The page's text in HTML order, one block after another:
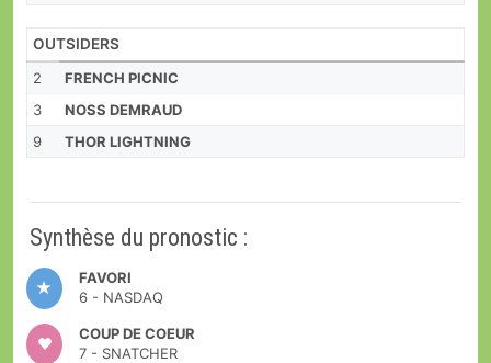
OUTSIDERS
2
FRENCH PICNIC
3
NOSS DEMRAUD
9
THOR LIGHTNING
Synthèse du pronostic :
FAVORI
6 - NASDAQ
COUP DE COEUR
7 - SNATCHER